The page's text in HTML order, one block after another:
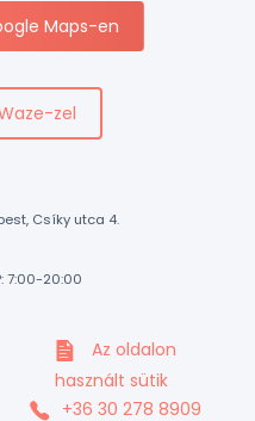
Maps-en
zel
Csíky utca 4.
7:00-20:00
Az oldalon
használt sütik
+36 30 278 8909